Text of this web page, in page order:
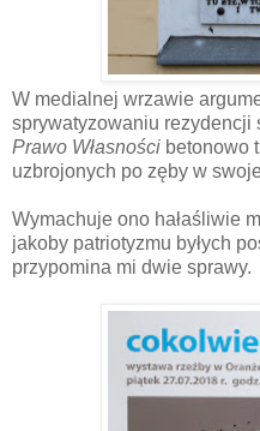
W medialnej wrzawie
sprywatyzowaniu rezydencji
Prawo Własności betonowo
uzbrojonych po zęby w
Wymachuje ono hałaśliwie
jakoby patriotyzmu byłych
przypomina mi dwie sprawy.